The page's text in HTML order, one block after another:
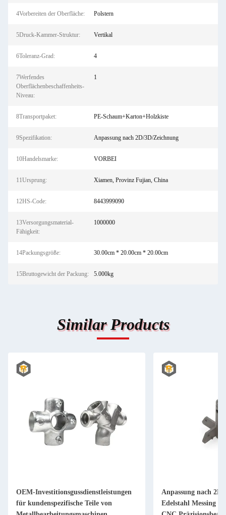
4Vorbereiten der Oberfläche: Polstern
5Druck-Kammer-Struktur: Vertikal
6Toleranz-Grad: 4
7Werfendes
Oberflächenbeschaffenheits-
Niveau:
1
8Transportpaket: PE-Schaum+Karton+Holzkiste
9Spezifikation: Anpassung nach 2D/3D/Zeichnung
10Handelsmarke: VORBEI
11Ursprung: Xiamen, Provinz Fujian, China
12HS-Code: 8443999090
13Versorgungsmaterial-
Fähigkeit:
1000000
14Packungsgröße: 30.00cm * 20.00cm * 20.00cm
15Bruttogewicht der Packung: 5.000kg
Similar Products
OEM-Investitionsgussdienstleistungen
für kundenspezifische Teile von
Anpassung nach
Edelstahl Messing